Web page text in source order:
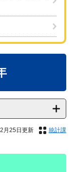
月25日更新 統計課